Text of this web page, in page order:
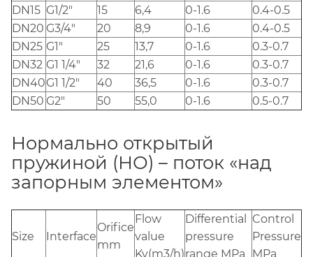
DN15 G1/2" 15 6,4 0-1.6
0.4-0.5
DN20 G3/4" 20 8,9 0-1.6
0.4-0.5
DN25 G1" 25 13,7 0-1.6
0.3-0.7
DN32 G1 1/4" 32 21,6 0-1.6
0.3-0.7
DN40G1 1/2" 40 36,5 0-1.6
0.3-0.7
DN50 G2" 50 55,0 0-1.6 0.5-0.7
Нормально открытый
пружиной (НО) – поток «над
запорным элементом»
Size Interface
Orifice
mm
Flow
value
Kv(m3/h)
Differential
pressure
range MPa
Control
Pressure
MPa